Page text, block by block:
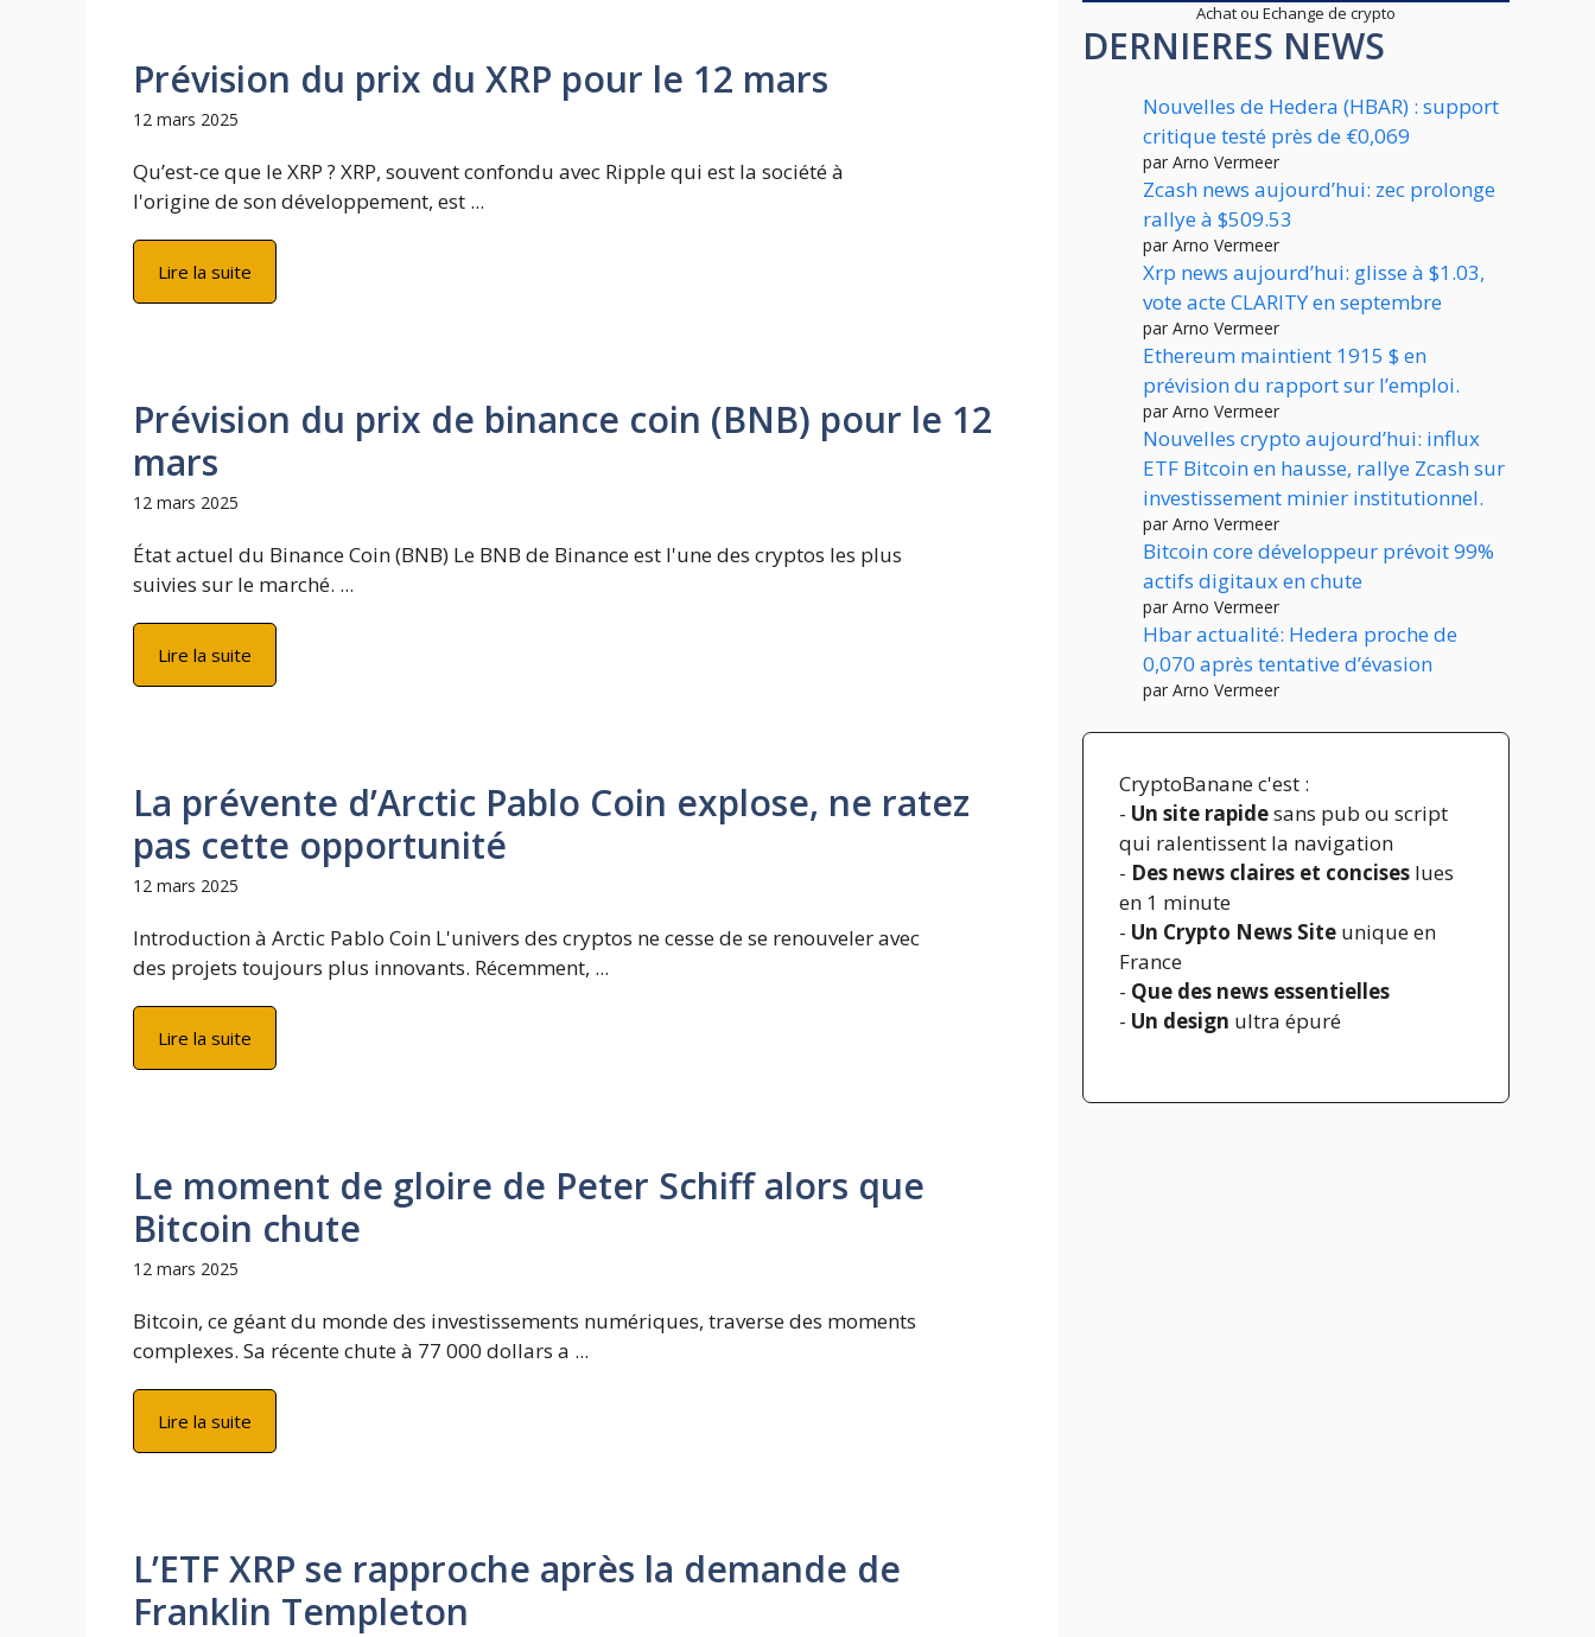
Prévision du prix du XRP pour le 12 mars
12 mars 2025
Qu’est-ce que le XRP ? XRP, souvent confondu avec Ripple qui est la société à
l'origine de son développement, est ...
Lire la suite
Prévision du prix de binance coin (BNB) pour le 12
mars
12 mars 2025
État actuel du Binance Coin (BNB) Le BNB de Binance est l'une des cryptos les plus
suivies sur le marché. ...
Lire la suite
La prévente d’Arctic Pablo Coin explose, ne ratez
pas cette opportunité
12 mars 2025
Introduction à Arctic Pablo Coin L'univers des cryptos ne cesse de se renouveler avec
des projets toujours plus innovants. Récemment, ...
Lire la suite
Le moment de gloire de Peter Schiff alors que
Bitcoin chute
12 mars 2025
Bitcoin, ce géant du monde des investissements numériques, traverse des moments
complexes. Sa récente chute à 77 000 dollars a ...
Lire la suite
L’ETF XRP se rapproche après la demande de
Franklin Templeton
Achat ou Echange de crypto
DERNIERES NEWS
Nouvelles de Hedera (HBAR) : support
critique testé près de €0,069
par Arno Vermeer
Zcash news aujourd’hui: zec prolonge
rallye à $509.53
par Arno Vermeer
Xrp news aujourd’hui: glisse à $1.03,
vote acte CLARITY en septembre
par Arno Vermeer
Ethereum maintient 1915 $ en
prévision du rapport sur l’emploi.
par Arno Vermeer
Nouvelles crypto aujourd’hui: influx
ETF Bitcoin en hausse, rallye Zcash sur
investissement minier institutionnel.
par Arno Vermeer
Bitcoin core développeur prévoit 99%
actifs digitaux en chute
par Arno Vermeer
Hbar actualité: Hedera proche de
0,070 après tentative d’évasion
par Arno Vermeer
CryptoBanane c'est :
- Un site rapidesans pub ou script
qui ralentissent la navigation
- Des news claires et concises lues
en 1 minute
- Un Crypto News Site unique en
France
- Que des news essentielles
- Un design ultra épuré